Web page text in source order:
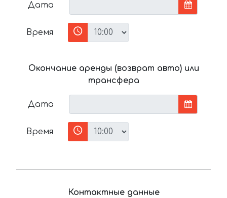
Дата
Время
Окончание аренды (возврат авто) или
трансфера
Дата
Время
Контактные данные